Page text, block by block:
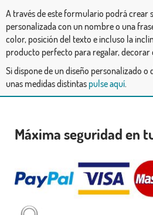
A través de este formulario podrá crear
personalizada con un nombre o una
color, posición del texto e incluso la
producto perfecto para regalar, decorar
Si dispone de un diseño personalizado o
unas medidas distintas pulse aquí.
Máxima seguridad en